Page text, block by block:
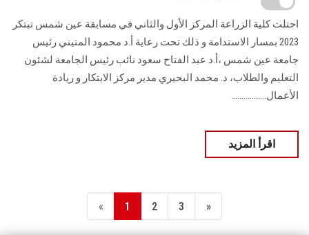
احتلت كلية الزراعة المركز الأول والثاني في مسابقة عين شمس تبتكر
2023 بمسار الاستدامة و ذلك تحت رعاية أ.د محمود المتيني رئيس
جامعة عين شمس ،أ.د عبد الفتاح سعود نائب رئيس الجامعة لشئون
التعليم والطلاب، د. محمد البحيري مدير مركز الابتكار و ريادة
الأعمال.................
اقرأ المزيد
« 1 2 3 »